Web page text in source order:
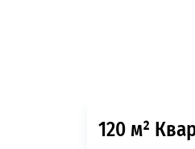
120 м²